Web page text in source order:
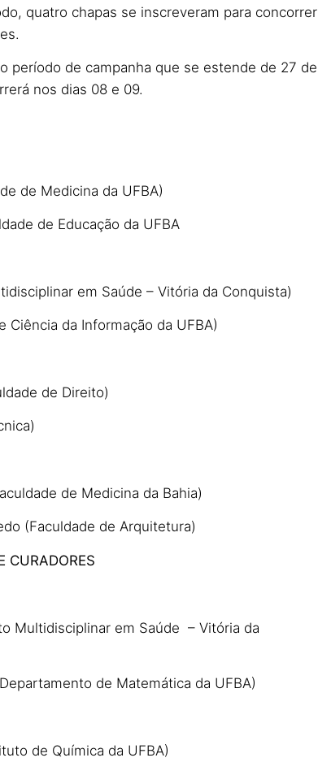
quatro chapas se inscreveram para concorrer
período de campanha que se estende de 27 de
nos dias 08 e 09.
de Medicina da UFBA)
de Educação da UFBA
em Saúde – Vitória da Conquista)
da Informação da UFBA)
de Direito)
de Medicina da Bahia)
(Faculdade de Arquitetura)
CURADORES
Multidisciplinar em Saúde – Vitória da
de Matemática da UFBA)
de Química da UFBA)